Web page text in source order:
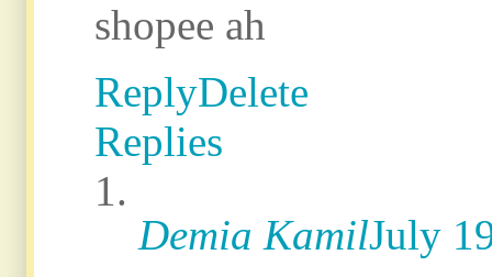
shopee ah
ReplyDelete
Replies
Demia KamilJuly